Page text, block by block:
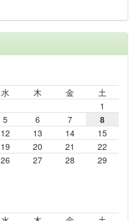
水 木 金
土
1
5 6 7
8
12 13 14
15
19 20 21
22
26 27 28
29